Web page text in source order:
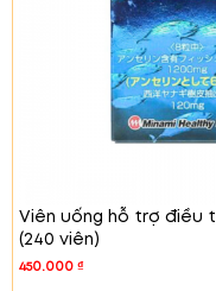
dứa thơm
thấy thoải
Hướng Dẫn Sử
Đối với người lớn từ
mỗi ngày, một lần.
nhất, người dùng
Khi Sử Dụng:
Viên uống hỗ trợ điều
(240 viên)
450.000₫